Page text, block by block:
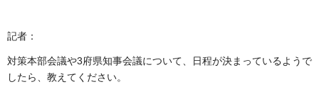
記者：
対策本部会議や3府県知事会議について、日程が決まっているようで
したら、教えてください。